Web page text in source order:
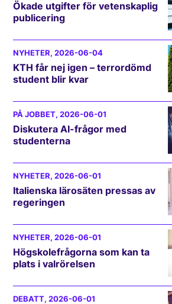
Ökade utgifter för vetenskaplig
publicering
NYHETER, 2026-06-04
KTH får nej igen – terrordömd
student blir kvar
PÅ JOBBET, 2026-06-01
Diskutera AI-frågor med
studenterna
NYHETER, 2026-06-01
Italienska lärosäten pressas av
regeringen
NYHETER, 2026-06-01
Högskolefrågorna som kan ta
plats i valrörelsen
DEBATT, 2026-06-01